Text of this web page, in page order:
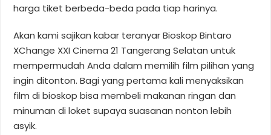
harga tiket berbeda-beda pada tiap harinya.
Akan kami sajikan kabar teranyar Bioskop Bintaro
XChange XXI Cinema 21 Tangerang Selatan untuk
mempermudah Anda dalam memilih film pilihan yang
ingin ditonton. Bagi yang pertama kali menyaksikan
film di bioskop bisa membeli makanan ringan dan
minuman di loket supaya suasanan nonton lebih
asyik.